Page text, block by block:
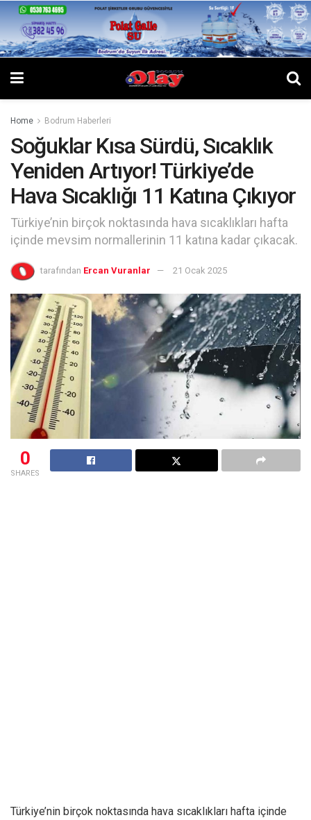
Home Bodrum Haberleri
Soğuklar Kısa Sürdü, Sıcaklık
Yeniden Artıyor! Türkiye’de
Hava Sıcaklığı 11 Katına Çıkıyor
Türkiye’nin birçok noktasında hava sıcaklıkları hafta
içinde mevsim normallerinin 11 katına kadar çıkacak.
tarafından Ercan Vuranlar 21 Ocak 2025
0
SHARES
Türkiye’nin birçok noktasında hava sıcaklıkları hafta içinde